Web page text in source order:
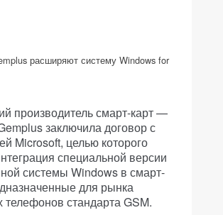
расширяют систему Windows for
производитель смарт-карт —
заключила договор с
Microsoft, целью которого
специальной версии
системы Windows в смарт-
для рынка
стандарта GSM.